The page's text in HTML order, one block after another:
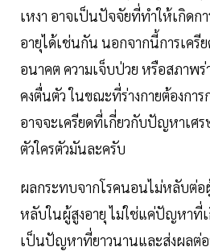
เหงา อาจเป็นปัจจัยที่ทำให้เกิดก
อายุได้เช่นกัน นอกจากนี้การเครี
อนาคต ความเจ็บป่วย หรือสภาพร่
คงตื่นตัว ในขณะที่ร่างกายต้องกา
อาจจะเครียดที่เกี่ยวกับปัญหาเศ
ตัวใครตัวมันละครับ
ผลกระทบจากโรคนอนไม่หลับต่อ
หลับในผู้สูงอายุ ไม่ใช่แค่ปัญหาที่
เป็นปัญหาที่ยาวนานและส่งผลต่